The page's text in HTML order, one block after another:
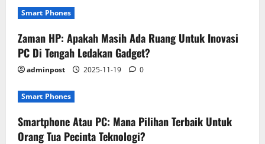
Smart Phones
Zaman HP: Apakah Masih Ada Ruang Untuk Inovasi
PC Di Tengah Ledakan Gadget?
adminpost 2025-11-19 0
Smart Phones
Smartphone Atau PC: Mana Pilihan Terbaik Untuk
Orang Tua Pecinta Teknologi?